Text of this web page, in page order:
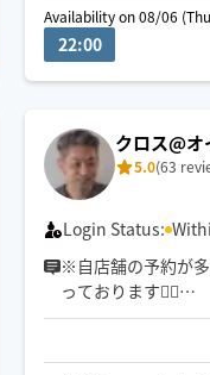
08/07 (Fri)
00:00 00:30
初めての方も安心
めて施術させてい
Availability on 08/06
22:00
クロス@
5.0(63
Login Status:
※自店舗の予約が
っております🙇‍♀️
お問い合わせいた